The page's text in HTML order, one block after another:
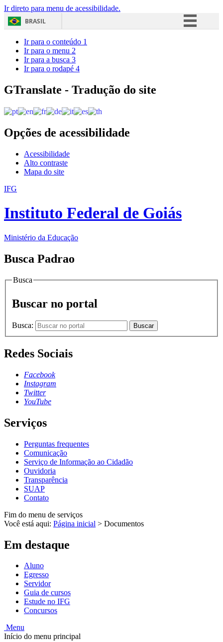
Ir direto para menu de acessibilidade.
BRASIL
Acesso à informação
Ir para o conteúdo 1
Ir para o menu 2
Ir para a busca 3
Ir para o rodapé 4
GTranslate - Tradução do site
Opções de acessibilidade
Acessibilidade
Alto contraste
Mapa do site
IFG
Instituto Federal de Goiás
Ministério da Educação
Busca Padrao
Busca
Buscar no portal
Busca: Buscar
Redes Sociais
Facebook
Instagram
Twitter
YouTube
Serviços
Perguntas frequentes
Comunicação
Serviço de Informação ao Cidadão
Ouvidoria
Transparência
SUAP
Contato
Fim do menu de serviços
Você está aqui: Página inicial > Documentos
Em destaque
Aluno
Egresso
Servidor
Guia de cursos
Estude no IFG
Concursos
Menu
Início do menu principal